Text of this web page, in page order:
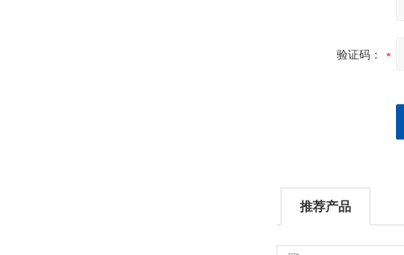
验证码：
推荐产品